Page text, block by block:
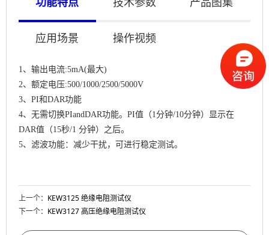
应用场景 操作视频
1、输出电流:5mA(最大)
2、额定电压:500/1000/2500/5000V
3、PI和DAR功能
4、无需切换PIandDAR功能。PI值（1分钟/10分钟）显示在
DAR值（15秒/1 分钟）之后。
5、滤波功能：减少干扰，可进行稳定测试。
上一个： KEW3125 绝缘电阻测试仪
下一个： KEW3127 高压绝缘电阻测试仪